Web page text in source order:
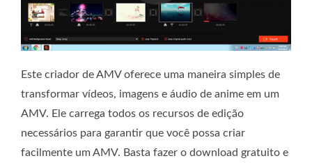
Este criador de AMV oferece uma maneira simples de
transformar vídeos, imagens e áudio de anime em um
AMV. Ele carrega todos os recursos de edição
necessários para garantir que você possa criar
facilmente um AMV. Basta fazer o download gratuito e